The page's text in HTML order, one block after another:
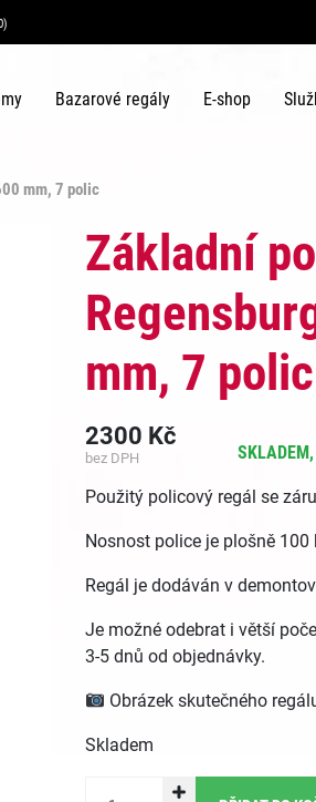
Bazarové regály E-shop
mm, 7 polic
Základní
mm, 7 polic
2300 Kč
bez DPH
Použitý policový regál se
Nosnost police je plošně 100
Regál je dodáván v
Je možné odebrat i větší
3-5 dnů od objednávky.
Obrázek skutečného
Skladem